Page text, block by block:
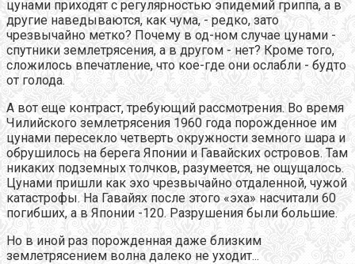
цунами приходят с регулярностью эпидемий гриппа, а в
другие наведываются, как чума, - редко, зато
чрезвычайно метко? Почему в од-ном случае цунами -
спутники землетрясения, а в другом - нет? Кроме того,
сложилось впечатление, что кое-где они ослабли - будто
от голода.
А вот еще контраст, требующий рассмотрения. Во время
Чилийского землетрясения 1960 года порожденное им
цунами пересекло четверть окружности земного шара и
обрушилось на берега Японии и Гавайских островов. Там
никаких подземных толчков, разумеется, не ощущалось.
Цунами пришли как эхо чрезвычайно отдаленной, чужой
катастрофы. На Гавайях после этого «эха» насчитали 60
погибших, а в Японии -120. Разрушения были большие.
Но в иной раз порожденная даже близким
землетрясением волна далеко не уходит...